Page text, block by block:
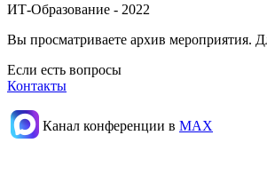
ИТ-Образование - 2022
Вы просматриваете архив мероприятия.
Если есть вопросы
Контакты
Канал конференции в МАХ